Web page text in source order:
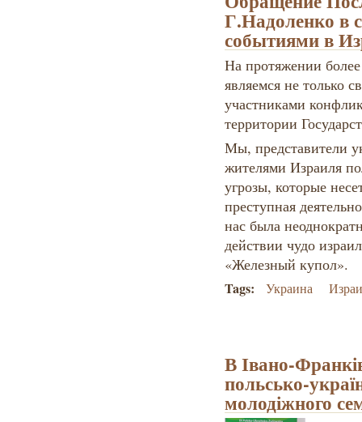
Г.Надоленко в
событиями в
На протяжении
являемся не только
участниками
территории
Мы, представители
жителями Израиля
угрозы, которые
преступная
нас была
действии чудо
«Железный купол».
Tags: Украина
В Івано-
польсько-
молодіжного